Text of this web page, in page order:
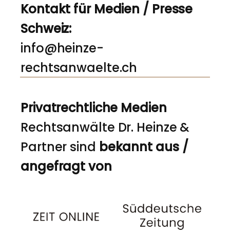
Kontakt für Medien / Presse
Schweiz:
info@heinze-
rechtsanwaelte.ch
Privatrechtliche Medien
Rechtsanwälte Dr. Heinze &
Partner sind bekannt aus /
angefragt von